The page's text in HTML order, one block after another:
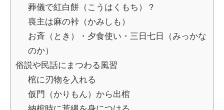
葬儀で紅白餅（こうはくもち）？
喪主は麻の裃（かみしも）
お斉（とき）・夕食使い・三日七日（みっかな
のか）
俗説や民話にまつわる風習
棺に刃物を入れる
仮門（かりもん）から出棺